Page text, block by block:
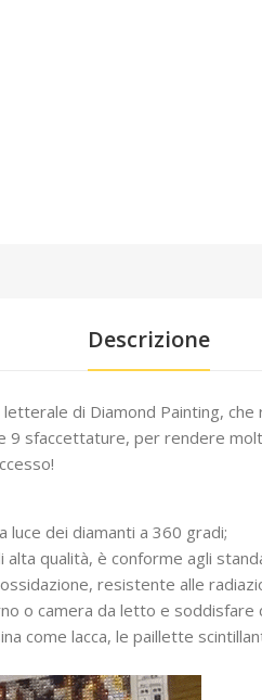
Descrizione
di Diamond Painting,
sfaccettature, per rendere
luce dei diamanti a 360 gradi;
qualità, è conforme agli
resistente alle
o camera da letto e soddisfare
come lacca, le paillette